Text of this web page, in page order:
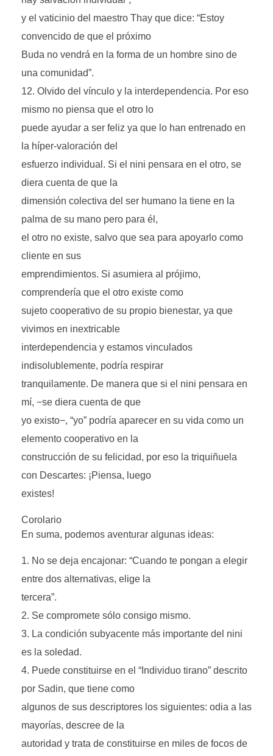
y el vaticinio del maestro Thay que dice: “Estoy
convencido de que el próximo
Buda no vendrá en la forma de un hombre sino de
una comunidad”.
Olvido del vínculo y la interdependencia. Por eso
mismo no piensa que el otro lo
puede ayudar a ser feliz ya que lo han entrenado en
la híper-valoración del
esfuerzo individual. Si el nini pensara en el otro, se
diera cuenta de que la
dimensión colectiva del ser humano la tiene en la
palma de su mano pero para él,
el otro no existe, salvo que sea para apoyarlo como
cliente en sus
emprendimientos. Si asumiera al prójimo,
comprendería que el otro existe como
sujeto cooperativo de su propio bienestar, ya que
vivimos en inextricable
interdependencia y estamos vinculados
indisolublemente, podría respirar
tranquilamente. De manera que si el nini pensara en
mí, −se diera cuenta de que
yo existo−, “yo” podría aparecer en su vida como un
elemento cooperativo en la
construcción de su felicidad, por eso la triquiñuela
con Descartes: ¡Piensa, luego
existes!
Corolario
En suma, podemos aventurar algunas ideas:
No se deja encajonar: “Cuando te pongan a elegir
entre dos alternativas, elige la
tercera”.
Se compromete sólo consigo mismo.
La condición subyacente más importante del nini
es la soledad.
Puede constituirse en el “Individuo tirano” descrito
por Sadin, que tiene como
algunos de sus descriptores los siguientes: odia a las
mayorías, descree de la
autoridad y trata de constituirse en miles de focos de